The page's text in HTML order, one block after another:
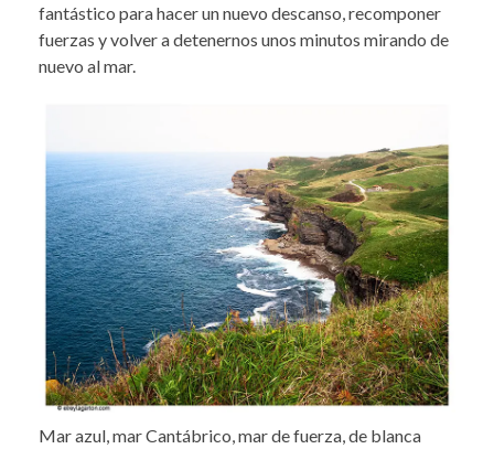
fantástico para hacer un nuevo descanso, recomponer
fuerzas y volver a detenernos unos minutos mirando de
nuevo al mar.
Mar azul, mar Cantábrico, mar de fuerza, de blanca